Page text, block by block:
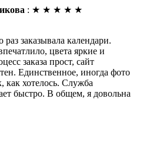
: ★ ★ ★ ★ ★
заказывала календари.
цвета яркие и
заказа прост, сайт
Единственное, иногда фото
как хотелось. Служба
быстро. В общем, я довольна